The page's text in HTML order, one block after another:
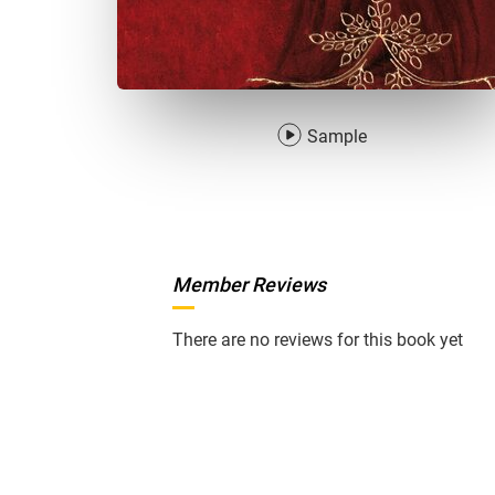
Sample
Member Reviews
There are no reviews for this book yet